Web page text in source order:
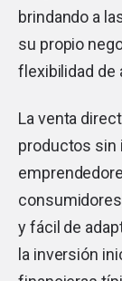
brindando a
su propio
flexibilidad de
La venta
productos sin
y fácil de
la inversión